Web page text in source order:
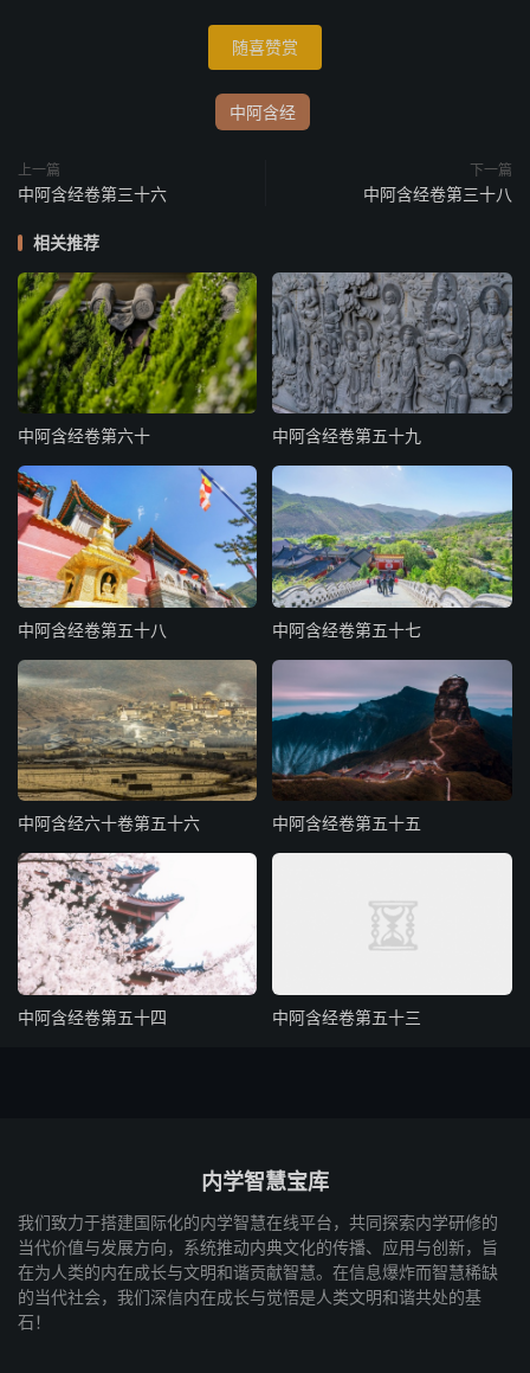
随喜赞赏
中阿含经
上一篇
中阿含经卷第三十六
下一篇
中阿含经卷第三十八
相关推荐
中阿含经卷第六十 中阿含经卷第五十九
中阿含经卷第五十八 中阿含经卷第五十七
中阿含经六十卷第五十六 中阿含经卷第五十五
中阿含经卷第五十四 中阿含经卷第五十三
内学智慧宝库
我们致力于搭建国际化的内学智慧在线平台，共同探索内学研修的
当代价值与发展方向，系统推动内典文化的传播、应用与创新，旨
在为人类的内在成长与文明和谐贡献智慧。在信息爆炸而智慧稀缺
的当代社会，我们深信内在成长与觉悟是人类文明和谐共处的基
石！